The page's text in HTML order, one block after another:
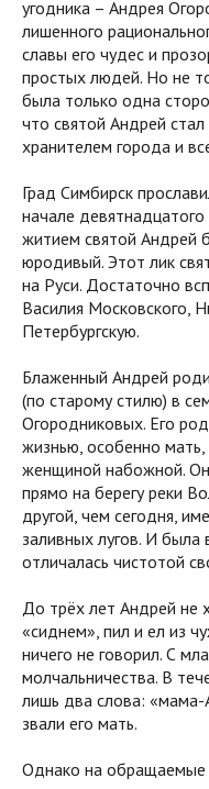
угодника – Андрея
лишенного
славы его чудес и
простых людей. Но не
была только одна
что святой Андрей
хранителем города и
Град Симбирск
начале
житием святой Андрей
юродивый. Этот лик
на Руси. Достаточно
Василия Московского,
Петербургскую.
Блаженный Андрей
(по старому стилю) в
Огородниковых. Его
жизнью, особенно
женщиной набожной.
прямо на берегу реки
другой, чем сегодня,
заливных лугов. И была
отличалась чистотой
До трёх лет Андрей не
«сиднем», пил и ел из
ничего не говорил. С
молчальничества. В
лишь два слова: «мама-
звали его мать.
Однако на обращаемые